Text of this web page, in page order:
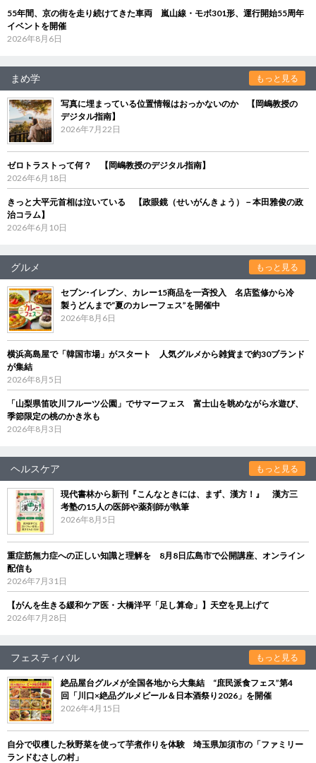
55年間、京の街を走り続けてきた車両 嵐山線・モボ301形、運行開始55周年
イベントを開催
2026年8月6日
まめ学 もっと見る
写真に埋まっている位置情報はおっかないのか 【岡嶋教授の
デジタル指南】
2026年7月22日
ゼロトラストって何？ 【岡嶋教授のデジタル指南】
2026年6月18日
きっと大平元首相は泣いている 【政眼鏡（せいがんきょう）－本田雅俊の政
治コラム】
2026年6月10日
グルメ もっと見る
セブン‐イレブン、カレー15商品を一斉投入 名店監修から冷
製うどんまで“夏のカレーフェス”を開催中
2026年8月6日
横浜高島屋で「韓国市場」がスタート 人気グルメから雑貨まで約30ブランド
が集結
2026年8月5日
「山梨県笛吹川フルーツ公園」でサマーフェス 富士山を眺めながら水遊び、
季節限定の桃のかき氷も
2026年8月3日
ヘルスケア もっと見る
現代書林から新刊『こんなときには、まず、漢方！』 漢方三
考塾の15人の医師や薬剤師が執筆
2026年8月5日
重症筋無力症への正しい知識と理解を 8月8日広島市で公開講座、オンライン
配信も
2026年7月31日
【がんを生きる緩和ケア医・大橋洋平「足し算命」】天空を見上げて
2026年7月28日
フェスティバル もっと見る
絶品屋台グルメが全国各地から大集結 “庶民派食フェス”第4
回「川口×絶品グルメビール＆日本酒祭り2026」を開催
2026年4月15日
自分で収穫した秋野菜を使って芋煮作りを体験 埼玉県加須市の「ファミリー
ランドむさしの村」